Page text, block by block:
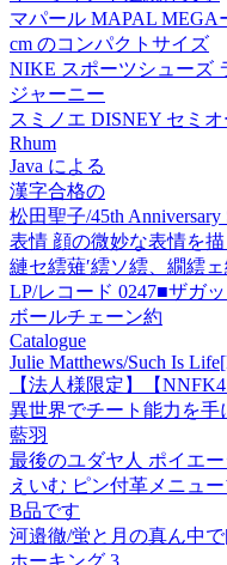
マパール MAPAL MEGA
cm のコンパクトサイズ
NIKE スポーツシューズ
ジャーニー
スミノエ DISNEY セミ
Rhum
Java による
漢字合格の
松田聖子/45th
表情 顔の微妙な表情を描
縺セ繧薙′繧ソ繧、繝繧
LP/レコード 0247■ザガ
ボールチェーン約
Catalogue
Julie Matthews/Such Is
【法人様限定】【
異世界でチート能力を
藍羽
最後のユダヤ人 ポイエ
えいむ ピン付革メニュ
B品です
河邉徹/蛍と月の真ん中で
ホーキング 3